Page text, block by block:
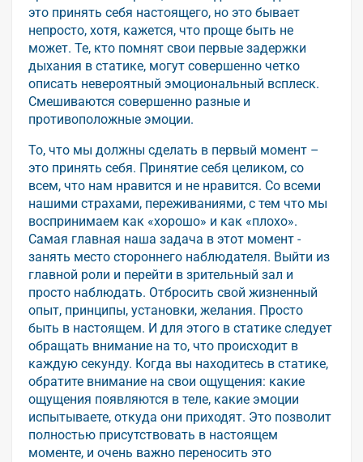
это принять себя настоящего, но это бывает
непросто, хотя, кажется, что проще быть не
может. Те, кто помнят свои первые задержки
дыхания в статике, могут совершенно четко
описать невероятный эмоциональный всплеск.
Смешиваются совершенно разные и
противоположные эмоции.
То, что мы должны сделать в первый момент –
это принять себя. Принятие себя целиком, со
всем, что нам нравится и не нравится. Со всеми
нашими страхами, переживаниями, с тем что мы
воспринимаем как «хорошо» и как «плохо».
Самая главная наша задача в этот момент -
занять место стороннего наблюдателя. Выйти из
главной роли и перейти в зрительный зал и
просто наблюдать. Отбросить свой жизненный
опыт, принципы, установки, желания. Просто
быть в настоящем. И для этого в статике следует
обращать внимание на то, что происходит в
каждую секунду. Когда вы находитесь в статике,
обратите внимание на свои ощущения: какие
ощущения появляются в теле, какие эмоции
испытываете, откуда они приходят. Это позволит
полностью присутствовать в настоящем
моменте, и очень важно переносить это